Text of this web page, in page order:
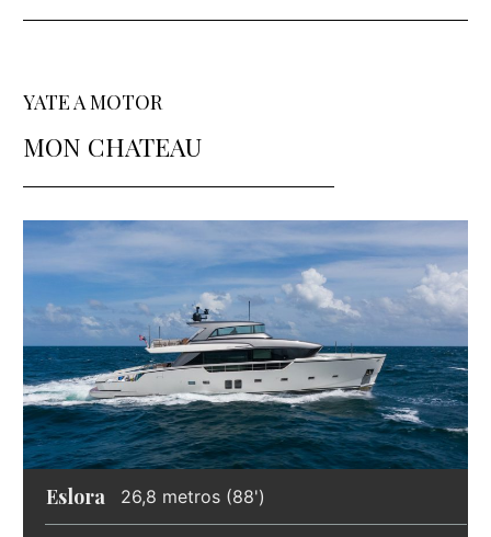
YATE A MOTOR
MON CHATEAU
Eslora 26,8 metros (88')